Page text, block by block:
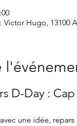
Victor Hugo, 13100
D-Day :
une idée, repars